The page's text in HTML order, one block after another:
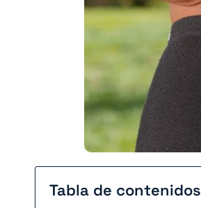
Tabla de contenidos